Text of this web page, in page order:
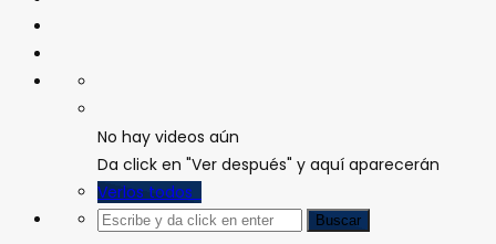
No hay videos aún
Da click en "Ver después" y aquí aparecerán
Verlos todos